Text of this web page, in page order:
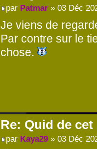
par Patmar» 03 Déc
Je viens de
Par contre sur le
chose.
Re: Quid de
par Kaya29» 03 Déc